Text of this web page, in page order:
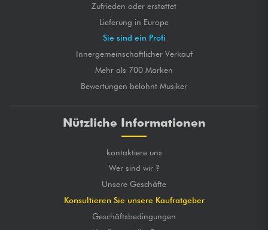
Zufrieden oder erstattet
Lieferung in Europe
Sie sind ein Profi
Innergemeinschaftlicher Verkauf
Mehr als 700 Marken
Bewertungen belohnt Musiker
Nützliche Informationen
kontaktiere uns
Wer sind wir ?
Unsere Geschäfte
Konsultieren Sie unsere Kaufratgeber
Geschäftsbedingungen